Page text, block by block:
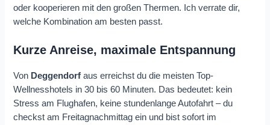
oder kooperieren mit den großen Thermen. Ich verrate dir,
welche Kombination am besten passt.
Kurze Anreise, maximale Entspannung
Von Deggendorfaus erreichst du die meisten Top-
Wellnesshotels in 30 bis 60 Minuten. Das bedeutet: kein
Stress am Flughafen, keine stundenlange Autofahrt – du
checkst am Freitagnachmittag ein und bist sofort im